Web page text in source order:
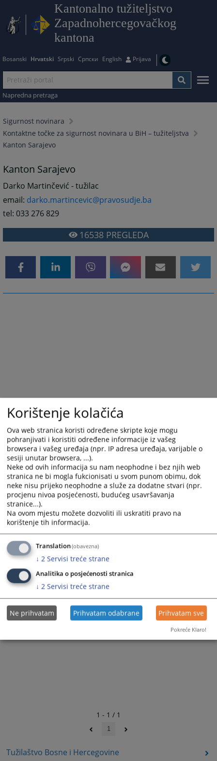
Kantonalno tužiteljstvo
Zapadnohercegovačkog
kantona
Bosanski Hrvatski Srpski Српски English Prijava
Napredna pretraga
Sigurnost novinara
Kontaktne točke za sigurnost novinara u BiH – tužiteljstva
Kanton Sarajevo
Tužilaštvo Bosne i Hercegovine
Kanton Sarajevo
Darko Martinčević - tužilac
email: darko.martincevic@pravosudje.ba
tel: 033 276 829
16538PREGLEDA
1 - 1 / 1
1
Korištenje kolačića
Ova web stranica koristi određene skripte koje mogu
pohranjivati i koristiti određene informacije iz vašeg
browsera i vašeg uređaja (npr. IP adresa uređaja, varijable o
sesiji unutar browsera, ...).
Neke od ovih informacija su nam neophodne i bez njih web
stranica ne bi mogla fukcionisati u svom punom obimu, dok
neke nisu prijeko neophodne a služe za dodatne stvari (npr.
procjenu nivoa posjećenosti, budućeg usavršavanja
stranice...).
Na ovom mjestu možete dozvoliti ili uskratiti pravo na
korištenje tih informacija.
Translation(obavezna)
↓ 2 Servisi treće strane
Analitika o posjećenosti stranica
↓ 2 Servisi treće strane
Ne prihvatam Prihvatam odabrane Prihvatam sve
Pokreće Klaro!